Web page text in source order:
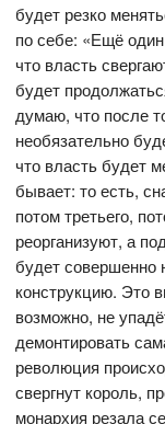
будет резко
по себе: «Ещё
что власть
будет
думаю, что после
необязательно
что власть будет
бывает: то есть,
потом третьего,
реорганизуют, а
будет совершенно
конструкцию. Это
возможно, не
демонтировать
революция
свергнут король,
монархия резала